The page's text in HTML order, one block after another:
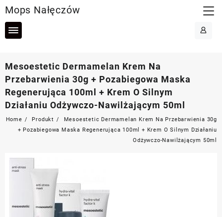
to
content
Mops Nałęczów
Mesoestetic Dermamelan Krem Na
Przebarwienia 30g + Pozabiegowa Maska
Regenerująca 100ml + Krem O Silnym
Działaniu Odżywczo-Nawilżającym 50ml
Home Produkt
Mesoestetic Dermamelan Krem Na Przebarwienia 30g
+ Pozabiegowa Maska Regenerująca 100ml + Krem O Silnym Działaniu
Odżywczo-Nawilżającym 50ml